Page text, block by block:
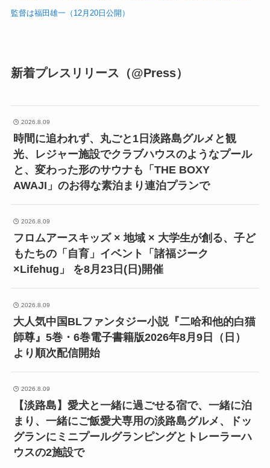
監督は福田雄一（12月20日公開）
新着プレスリリース（@Press）
2026.8.09
時間に追われず、丸ごと1日淡路島グルメと観
光、レジャー施設でクラブハウスのようなプール
と、変わった形のサウナも「THE BOXY
AWAJI」のお得な素泊まり連泊プランで
2026.8.09
フロムアースキッズ × 地域 × 大学生が創る、子ど
もたちの「自育」イベント「諸福ジーク
×Lifehug」 を8月23日(日)開催
2026.8.09
大人気中国BLファンタジー小説『二哈和他的白猫
師尊』5巻・6巻電子書籍版2026年8月9日（日）
より順次配信開始
2026.8.09
【淡路島】愛犬と一緒に過ごせる宿で、一緒に泊
まり、一緒にご飯愛犬専用の淡路島グルメ、ドッ
グランにミニプールグランピングとトレーラーハ
ウスの2施設で